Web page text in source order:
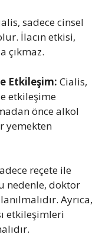
sadece cinsel
İlacın etkisi,
çıkmaz.
Etkileşim: Cialis,
etkileşime
önce alkol
yemekten
reçete ile
nedenle, doktor
Ayrıca,
etkileşimleri